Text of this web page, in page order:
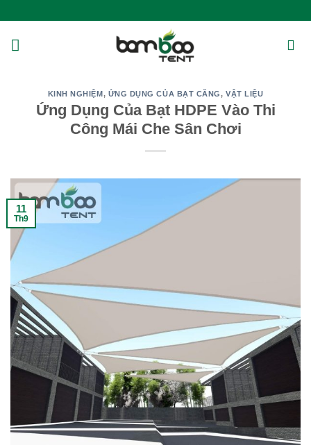
qua
nội
KINH NGHIỆM, ỨNG DỤNG CỦA BẠT CĂNG,VẬT LIỆU
Ứng Dụng Của Bạt HDPE Vào Thi
Công Mái Che Sân Chơi
11
Th9